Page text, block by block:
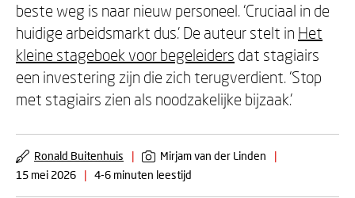
beste weg is naar nieuw personeel. ‘Cruciaal in de
huidige arbeidsmarkt dus.’ De auteur stelt in Het
kleine stageboek voor begeleiders dat stagiairs
een investering zijn die zich terugverdient. ‘Stop
met stagiairs zien als noodzakelijke bijzaak.’
Ronald Buitenhuis | Mirjam van der Linden
|
15 mei 2026
| 4-6 minuten leestijd